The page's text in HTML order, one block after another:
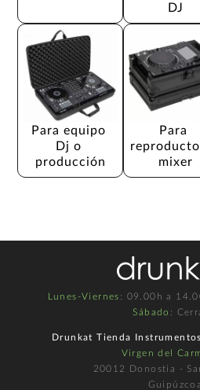
DJ
Para equipo
Dj o
producción
Para
mixer
Lunes-Viernes : 09.00h a
Sábado :
Drunkat Tienda
Virgen del
20012 Donostia -
Guipúzcoa